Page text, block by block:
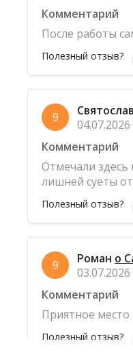
Комментарий
После работы
Полезный отзыв?
9 Святослав
Комментарий
Отмечали
лишней суеты
Полезный отзыв?
9 Роман о
Комментарий
Приятное
Полезный отзыв?